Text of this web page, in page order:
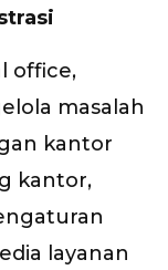
office,
masalah
kantor
kantor,
layanan